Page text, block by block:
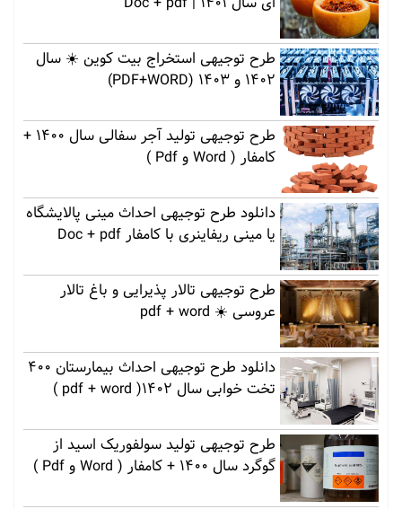
طرح توجیهی استخراج بیت کوین ☀️ سال
1402 و 1403 (PDF+WORD)
طرح توجیهی تولید آجر سفالی سال 1400 +
کامفار ( Word و Pdf )
دانلود طرح توجیهی احداث مینی پالایشگاه
یا مینی ریفاینری با کامفار Doc + pdf
طرح توجیهی تالار پذیرایی و باغ تالار
عروسی ☀️ pdf + word
دانلود طرح توجیهی احداث بیمارستان 400
تخت خوابی سال 1402( pdf + word )
طرح توجیهی تولید سولفوریک اسید از
گوگرد سال 1400 + کامفار ( Word و Pdf )